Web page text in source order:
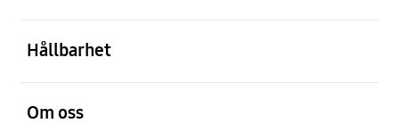
Hållbarhet
Om oss